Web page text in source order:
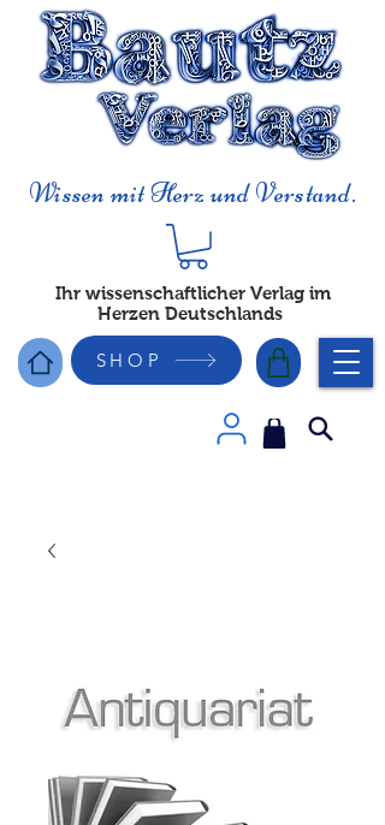
Wissen mit Herz und Verstand.
Ihr wissenschaftlicher Verlag im
Herzen Deutschlands
SHOP